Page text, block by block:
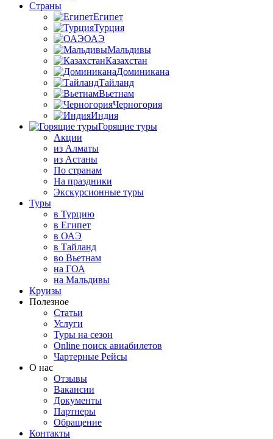
Страны
Египет
Турция
ОАЭ
Мальдивы
Казахстан
Доминикана
Тайланд
Вьетнам
Черногория
Индия
Горящие туры
Акции
из Алматы
из Астаны
По странам
На праздники
Экскурсионные туры
Туры
в Турцию
в Египет
в ОАЭ
в Тайланд
во Вьетнам
на ГОА
на Мальдивы
Круизы
Полезное
Статьи
Услуги
Туры на сезон
Online поиск авиабилетов
Чартерные Рейсы
О нас
Отзывы
Вакансии
Документы
Партнеры
Обращение
Контакты